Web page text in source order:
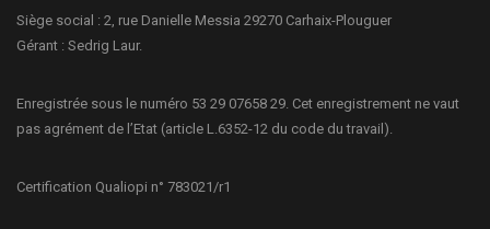
Siège social : 2, rue Danielle Messia 29270 Carhaix-Plouguer
Gérant : Sedrig Laur.
Enregistrée sous le numéro 53 29 07658 29. Cet enregistrement ne vaut
pas agrément de l’Etat (article L.6352-12 du code du travail).
Certification Qualiopi n° 783021/r1